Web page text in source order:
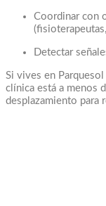
Coordinar con
Detectar
Si vives en
clínica está a menos
desplazamiento para